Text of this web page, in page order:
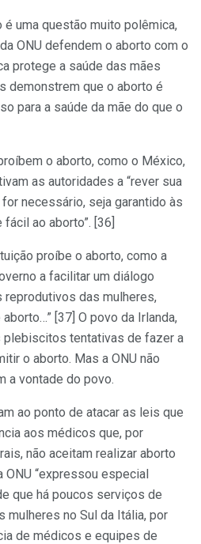
é uma questão muito polêmica,
ONU defendem o aborto com o
protege a saúde das mães
demonstrem que o aborto é
para a saúde da mãe do que o
o aborto, como o México,
as autoridades a “rever sua
necessário, seja garantido às
ao aborto”. [36]
proíbe o aborto, como a
a facilitar um diálogo
das mulheres,
[37] O povo da Irlanda,
plebiscitos tentativas de fazer a
o aborto. Mas a ONU não
a vontade do povo.
ao ponto de atacar as leis que
aos médicos que, por
não aceitam realizar aborto
ONU “expressou especial
que há poucos serviços de
mulheres no Sul da Itália, por
de médicos e equipes de